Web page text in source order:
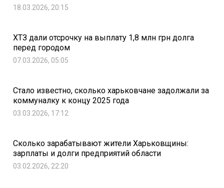
18.03.2026, 20:15
ХТЗ дали отсрочку на выплату 1,8 млн грн долга
перед городом
07.03.2026, 05:05
Стало известно, сколько харьковчане задолжали за
коммуналку к концу 2025 года
03.03.2026, 17:12
Сколько зарабатывают жители Харьковщины:
зарплаты и долги предприятий области
03.02.2026, 22:20